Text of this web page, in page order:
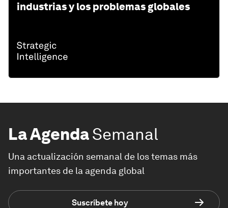
industrias y los problemas globales
La AgendaSemanal
Una actualización semanal de los temas más
importantes de la agenda global
Suscríbete hoy